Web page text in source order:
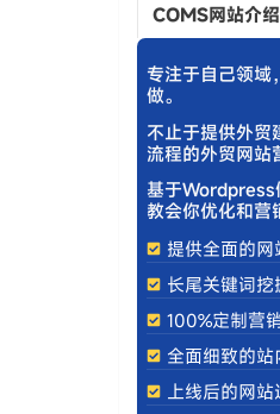
COMS网站介
专注于自己领域
做。
不止于提供外贸
流程的外贸网站
基于Wordpress
教会你优化和营
提供全面的网
长尾关键词挖
100%定制营
全面细致的站
上线后的网